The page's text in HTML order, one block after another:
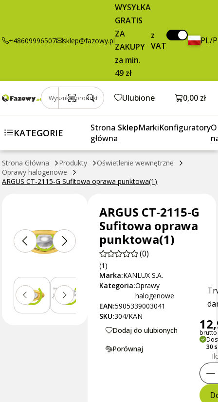
+48609996507 sklep@fazowy.pl
WYSYŁKA
GRATIS
ZA
ZAKUPY
za min.
49 zł
z
VAT
PL/
Wyszukaj produkt Ulubione Otwórz
0,00 zł
KATEGORIE
Strona
główna
SklepMarkiKonfiguratoryO
Strona Główna Produkty
Oświetlenie wewnętrzne
Oprawy halogenowe
ARGUS CT-2115-G Sufitowa oprawa punktowa(1)
punktowa(1)
brutto / szt.
ARGUS CT-2115-G
Sufitowa oprawa
punktowa(1)
(0)
(1)
Marka:KANLUX S.A.
Kategoria:Oprawy
halogenowe
EAN:5905339003041
SKU:304/KAN
Dodaj do ulubionych
Porównaj
brutto
30